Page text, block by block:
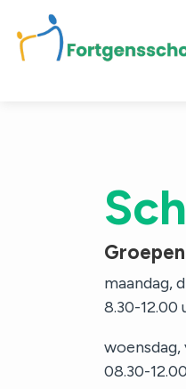
Bekijk onze school
Onze school
Informatie
maandag,
8.30-12.00
woensdag,
08.30-